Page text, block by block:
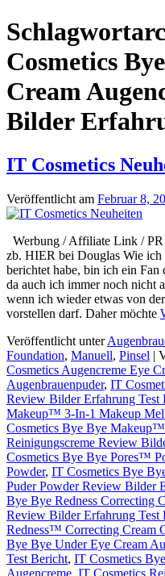
Cosmetics
Cream
Bilder
IT Cosmetics
Veröffentlicht am Februar 8,
Werbung / Affiliate Link / PR
zb. HIER bei Douglas Wie
berichtet habe, bin ich ein
da auch ich immer noch nicht
wenn ich wieder etwas von
vorstellen darf. Daher möchte
Veröffentlicht unter
Foundation, Manuell, Pinsel |
Cosmetics Augencreme Eye
Augenbrauenpuder, IT
Review Bilder Erfahrung Test
Makeup™ 3-In-1 Makeup
Cosmetics Bye Bye
Reinigungscreme Review
Cosmetics Bye Bye Pores™
Powder, IT Cosmetics Bye
Puder Powder Review Bilder
Bye Bye Redness Correcting
Review Bilder Erfahrung Test
Redness™ Correcting Cream
Bye Bye Under Eye Cream
Test Bericht, IT Cosmetics
Augencreme IT Cosmetics